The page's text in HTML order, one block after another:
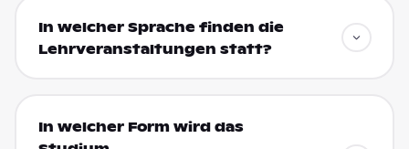
In welcher Sprache finden die
Lehrveranstaltungen statt?
In welcher Form wird das